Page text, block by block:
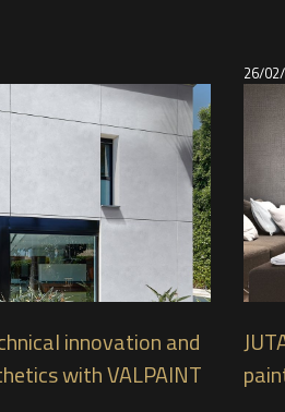
innovation and
with VALPAINT
26/